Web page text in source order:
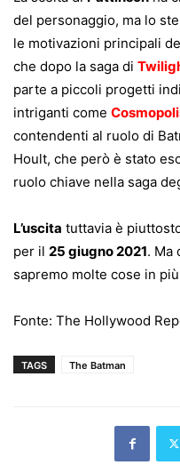
del personaggio, ma lo
le motivazioni principali
che dopo la saga di
parte a piccoli progetti
intriganti come
contendenti al ruolo di
Hoult, che però è stato
ruolo chiave nella saga
L’uscita tuttavia è
per il 25 giugno 2021. Ma
sapremo molte cose in
Fonte: The Hollywood
TAGS The Batman